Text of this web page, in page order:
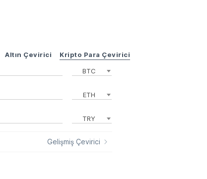
Altın Çevirici Kripto Para Çevirici
BTC
ETH
TRY
Gelişmiş Çevirici